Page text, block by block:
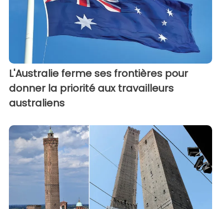
L'Australie ferme ses frontières pour
donner la priorité aux travailleurs
australiens